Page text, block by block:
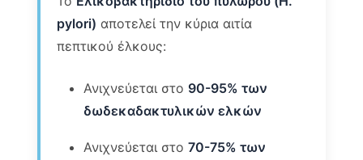
pylori) αποτελεί την κύρια αιτία
πεπτικού έλκους:
Ανιχνεύεται στο 90-95% των
δωδεκαδακτυλικών ελκών
Ανιχνεύεται στο70-75% των